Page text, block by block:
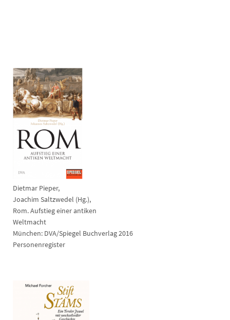
Dietmar Pieper,
Joachim Saltzwedel (Hg.),
Rom. Aufstieg einer antiken
Weltmacht
München: DVA/Spiegel Buchverlag 2016
Personenregister